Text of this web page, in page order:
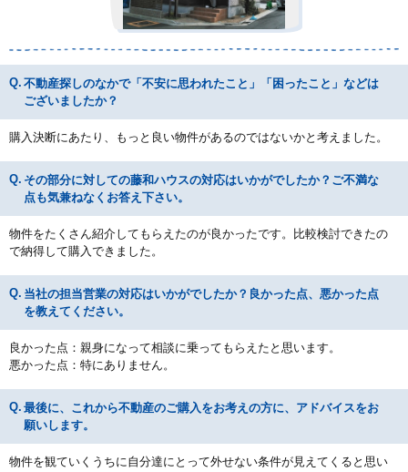
不動産探しのなかで「不安に思われたこと」「困ったこと」などは
ございましたか？
購入決断にあたり、もっと良い物件があるのではないかと考えました。
その部分に対しての藤和ハウスの対応はいかがでしたか？ご不満な
点も気兼ねなくお答え下さい。
物件をたくさん紹介してもらえたのが良かったです。比較検討できたの
で納得して購入できました。
当社の担当営業の対応はいかがでしたか？良かった点、悪かった点
を教えてください。
良かった点：親身になって相談に乗ってもらえたと思います。
悪かった点：特にありません。
最後に、これから不動産のご購入をお考えの方に、アドバイスをお
願いします。
物件を観ていくうちに自分達にとって外せない条件が見えてくると思い